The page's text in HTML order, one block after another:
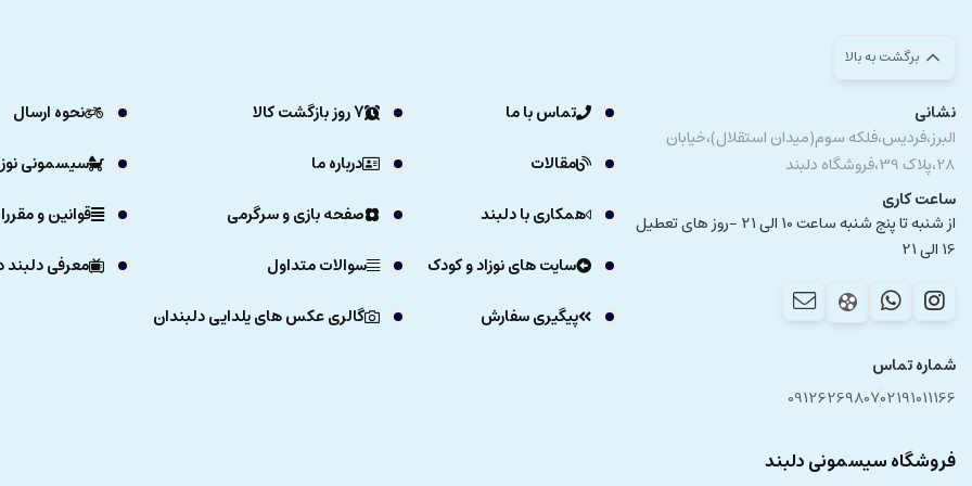
برگشت به بالا
نشانی
البرز،فردیس،فلکه سوم(میدان استقلال)،خیابان
28،پلاک 39،فروشگاه دلبند
ساعت کاری
از شنبه تا پنج شنبه ساعت 10 الی 21 -روز های تعطیل
16 الی 21
شماره تماس
02191011166
09126269807
تماس با ما 7 روز بازگشت کالا
نحوه ارسال
مقالات
درباره ما
سیسمونی
همکاری با دلبند
صفحه بازی و سرگرمی
قوانین و
سایت های نوزاد و کودک
سوالات متداول
معرفی
پیگیری سفارش
گالری عکس های یلدایی دلبندان
فروشگاه سیسمونی دلبند